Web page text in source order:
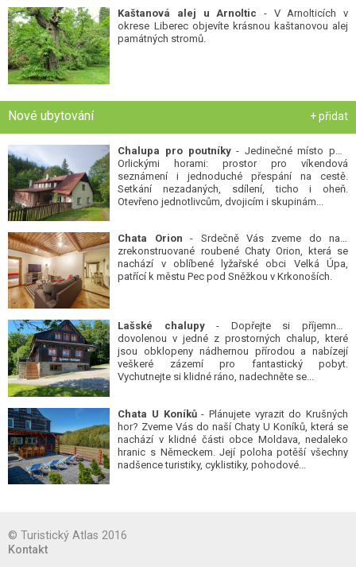
Kaštanová alej u Arnoltic - V Arnolticích v
okrese Liberec objevíte krásnou kaštanovou alej
památných stromů.
Nové ubytování + přidat
Chalupa pro poutníky- Jedinečné místo pod
Orlickými horami: prostor pro víkendová
seznámení i jednoduché přespání na cestě.
Setkání nezadaných, sdílení, ticho i oheň.
Otevřeno jednotlivcům, dvojicím i skupinám...
Chata Orion - Srdečně Vás zveme do naší
zrekonstruované roubené Chaty Orion, která se
nachází v oblíbené lyžařské obci Velká Úpa,
patřící k městu Pec pod Sněžkou v Krkonoších.
Lašské chalupy- Dopřejte si příjemnou
dovolenou v jedné z prostorných chalup, které
jsou obklopeny nádhernou přírodou a nabízejí
veškeré zázemí pro fantastický pobyt.
Vychutnejte si klidné ráno, nadechněte se...
Chata U Koníků- Plánujete vyrazit do Krušných
hor? Zveme Vás do naší Chaty U Koníků, která se
nachází v klidné části obce Moldava, nedaleko
hranic s Německem. Její poloha potěší všechny
nadšence turistiky, cyklistiky, pohodové...
© Turistický Atlas 2016
Kontakt